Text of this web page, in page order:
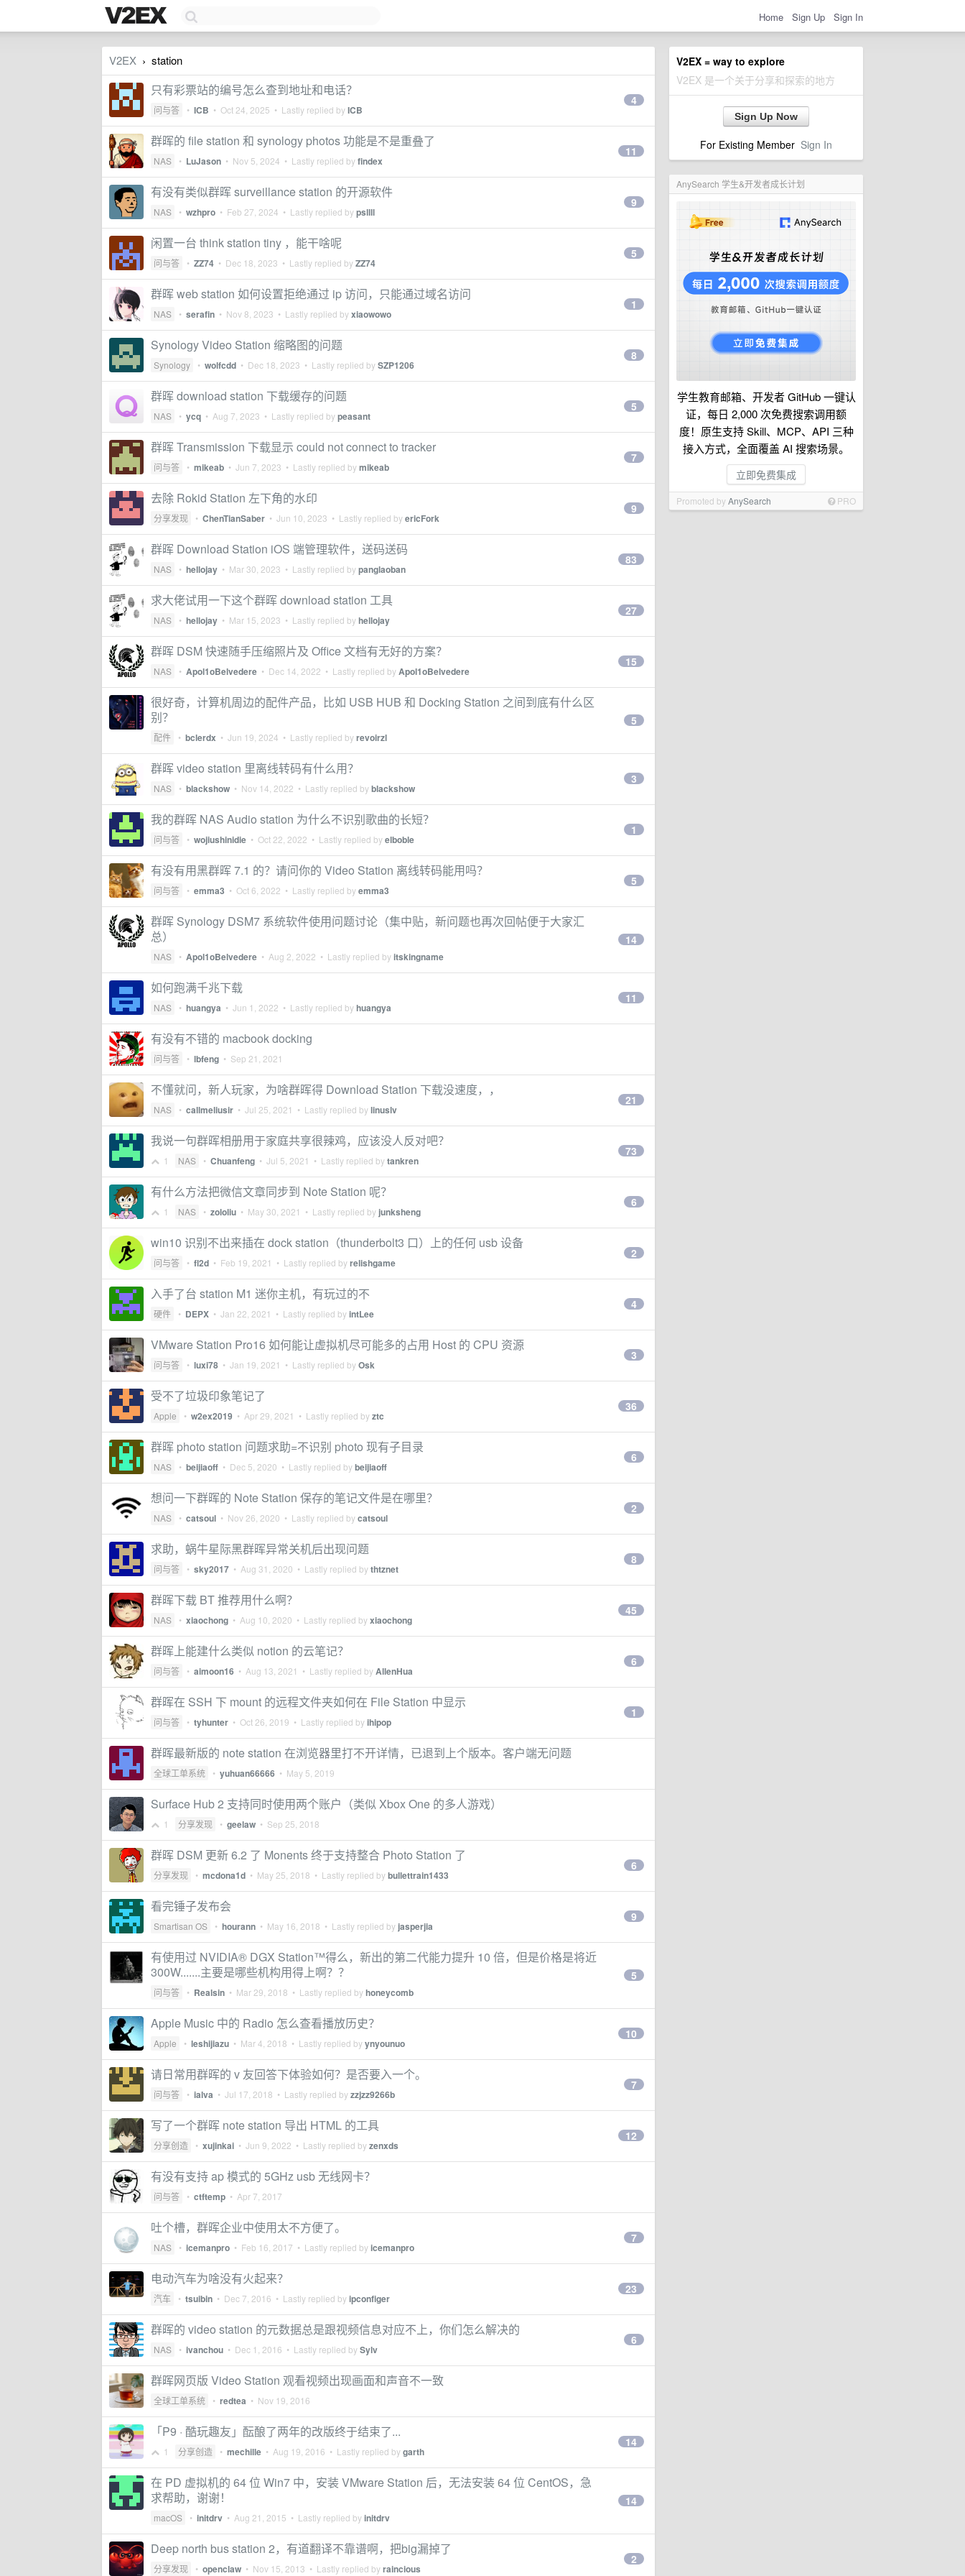
Home Sign Up Sign In
V2EX = way to explore
V2EX 是一个关于分享和探索的地方
Sign Up Now
For Existing Member Sign In
AnySearch 学生&开发者成长计划
学生教育邮箱、开发者 GitHub 一键认
证，每日 2,000 次免费搜索调用额
度！原生支持 Skill、MCP、API 三种
接入方式，全面覆盖 AI 搜索场景。
立即免费集成
Promoted byAnySearch PRO
V2EX › station
只有彩票站的编号怎么查到地址和电话？
问与答 • ICB • Oct 24, 2025 • Lastly replied byICB
4
群晖的 file station 和 synology photos 功能是不是重叠了
NAS • LuJason • Nov 5, 2024 • Lastly replied byfindex
11
有没有类似群晖 surveillance station 的开源软件
NAS • wzhpro • Feb 27, 2024 • Lastly replied bypsllll
9
闲置一台 think station tiny ，能干啥呢
问与答 • ZZ74 • Dec 18, 2023 • Lastly replied byZZ74
5
群晖 web station 如何设置拒绝通过 ip 访问，只能通过域名访问
NAS • serafin • Nov 8, 2023 • Lastly replied byxiaowowo
1
Synology Video Station 缩略图的问题
Synology • wolfcdd • Dec 18, 2023 • Lastly replied bySZP1206
8
群晖 download station 下载缓存的问题
NAS • ycq • Aug 7, 2023 • Lastly replied bypeasant
5
群晖 Transmission 下载显示 could not connect to tracker
问与答 • mikeab • Jun 7, 2023 • Lastly replied bymikeab
7
去除 Rokid Station 左下角的水印
分享发现 • ChenTianSaber • Jun 10, 2023 • Lastly replied byericFork
9
群晖 Download Station iOS 端管理软件，送码送码
NAS • hellojay • Mar 30, 2023 • Lastly replied bypanglaoban
83
求大佬试用一下这个群晖 download station 工具
NAS • hellojay • Mar 15, 2023 • Lastly replied byhellojay
27
群晖 DSM 快速随手压缩照片及 Office 文档有无好的方案？
NAS • Apol1oBelvedere • Dec 14, 2022 • Lastly replied byApol1oBelvedere
15
很好奇，计算机周边的配件产品，比如 USB HUB 和 Docking Station 之间到底有什么区
别？
配件 • bclerdx • Jun 19, 2024 • Lastly replied byrevoirzl
5
群晖 video station 里离线转码有什么用？
NAS • blackshow • Nov 14, 2022 • Lastly replied byblackshow
3
我的群晖 NAS Audio station 为什么不识别歌曲的长短？
问与答 • wojiushinidie • Oct 22, 2022 • Lastly replied byelboble
1
有没有用黑群晖 7.1 的？请问你的 Video Station 离线转码能用吗？
问与答 • emma3 • Oct 6, 2022 • Lastly replied byemma3
5
群晖 Synology DSM7 系统软件使用问题讨论（集中贴，新问题也再次回帖便于大家汇
总）
NAS • Apol1oBelvedere • Aug 2, 2022 • Lastly replied byitskingname
14
如何跑满千兆下载
NAS • huangya • Jun 1, 2022 • Lastly replied byhuangya
11
有没有不错的 macbook docking
问与答 • lbfeng • Sep 21, 2021
不懂就问，新人玩家，为啥群晖得 Download Station 下载没速度，，
NAS • callmeliusir • Jul 25, 2021 • Lastly replied bylinuslv
21
我说一句群晖相册用于家庭共享很辣鸡，应该没人反对吧？
1 NAS • Chuanfeng • Jul 5, 2021 • Lastly replied bytankren
73
有什么方法把微信文章同步到 Note Station 呢？
1 NAS • zololiu • May 30, 2021 • Lastly replied by junksheng
6
win10 识别不出来插在 dock station（thunderbolt3 口）上的任何 usb 设备
问与答 • fl2d • Feb 19, 2021 • Lastly replied byrelishgame
2
入手了台 station M1 迷你主机，有玩过的不
硬件 • DEPX • Jan 22, 2021 • Lastly replied byintLee
4
VMware Station Pro16 如何能让虚拟机尽可能多的占用 Host 的 CPU 资源
问与答 • luxi78 • Jan 19, 2021 • Lastly replied byOsk
3
受不了垃圾印象笔记了
Apple • w2ex2019 • Apr 29, 2021 • Lastly replied byztc
36
群晖 photo station 问题求助=不识别 photo 现有子目录
NAS • beijiaoff • Dec 5, 2020 • Lastly replied bybeijiaoff
6
想问一下群晖的 Note Station 保存的笔记文件是在哪里？
NAS • catsoul • Nov 26, 2020 • Lastly replied bycatsoul
2
求助，蜗牛星际黑群晖异常关机后出现问题
问与答 • sky2017 • Aug 31, 2020 • Lastly replied bythtznet
8
群晖下载 BT 推荐用什么啊？
NAS • xiaochong • Aug 10, 2020 • Lastly replied byxiaochong
45
群晖上能建什么类似 notion 的云笔记？
问与答 • aimoon16 • Aug 13, 2021 • Lastly replied byAllenHua
6
群晖在 SSH 下 mount 的远程文件夹如何在 File Station 中显示
问与答 • tyhunter • Oct 26, 2019 • Lastly replied byihipop
1
群晖最新版的 note station 在浏览器里打不开详情，已退到上个版本。客户端无问题
全球工单系统 • yuhuan66666 • May 5, 2019
Surface Hub 2 支持同时使用两个账户（类似 Xbox One 的多人游戏）
1 分享发现 • geelaw • Sep 25, 2018
群晖 DSM 更新 6.2 了 Monents 终于支持整合 Photo Station 了
分享发现 • mcdona1d • May 25, 2018 • Lastly replied bybullettrain1433
6
看完锤子发布会
Smartisan OS • hourann • May 16, 2018 • Lastly replied by jasperjia
9
有使用过 NVIDIA® DGX Station™得么，新出的第二代能力提升 10 倍，但是价格是将近
300W.......主要是哪些机构用得上啊？？
问与答 • Realsin • Mar 29, 2018 • Lastly replied byhoneycomb
5
Apple Music 中的 Radio 怎么查看播放历史？
Apple • leshijiazu • Mar 4, 2018 • Lastly replied byynyounuo
10
请日常用群晖的 v 友回答下体验如何？是否要入一个。
问与答 • ialva • Jul 17, 2018 • Lastly replied byzzjzz9266b
7
写了一个群晖 note station 导出 HTML 的工具
分享创造 • xujinkai • Jun 9, 2022 • Lastly replied byzenxds
12
有没有支持 ap 模式的 5GHz usb 无线网卡？
问与答 • ctftemp • Apr 7, 2017
吐个槽，群晖企业中使用太不方便了。
NAS • icemanpro • Feb 16, 2017 • Lastly replied byicemanpro
7
电动汽车为啥没有火起来？
汽车 • tsuibin • Dec 7, 2016 • Lastly replied byipconfiger
23
群晖的 video station 的元数据总是跟视频信息对应不上，你们怎么解决的
NAS • ivanchou • Dec 1, 2016 • Lastly replied bySylv
6
群晖网页版 Video Station 观看视频出现画面和声音不一致
全球工单系统 • redtea • Nov 19, 2016
「P9 · 酷玩趣友」酝酿了两年的改版终于结束了...
1 分享创造 • mechille • Aug 19, 2016 • Lastly replied bygarth
14
在 PD 虚拟机的 64 位 Win7 中，安装 VMware Station 后，无法安装 64 位 CentOS，急
求帮助，谢谢！
macOS • initdrv • Aug 21, 2015 • Lastly replied byinitdrv
14
Deep north bus station 2，有道翻译不靠谱啊，把big漏掉了
分享发现 • openclaw • Nov 15, 2013 • Lastly replied byraincious
2